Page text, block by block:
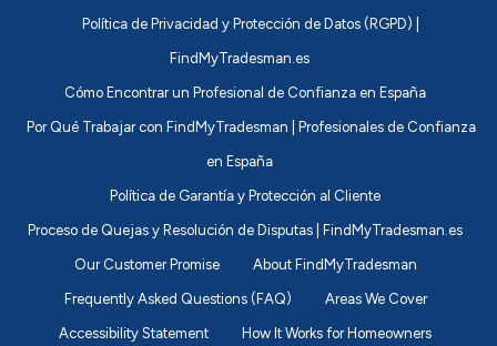
Política de Privacidad y Protección de Datos (RGPD) |
FindMyTradesman.es
Cómo Encontrar un Profesional de Confianza en España
Por Qué Trabajar con FindMyTradesman | Profesionales de Confianza
en España
Política de Garantía y Protección al Cliente
Proceso de Quejas y Resolución de Disputas | FindMyTradesman.es
Our Customer Promise About FindMyTradesman
Frequently Asked Questions (FAQ) Areas We Cover
Accessibility Statement How It Works for Homeowners